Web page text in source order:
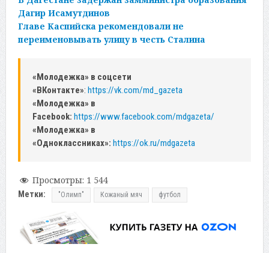
Дагир Исамутдинов
Главе Каспийска рекомендовали не
переименовывать улицу в честь Сталина
«Молодежка» в соцсети
«ВКонтакте»: https://vk.com/md_gazeta
«Молодежка» в
Facebook: https://www.facebook.com/mdgazeta/
«Молодежка» в
«Одноклассниках»: https://ok.ru/mdgazeta
Просмотры: 1 544
Метки: "Олимп" Кожаный мяч футбол